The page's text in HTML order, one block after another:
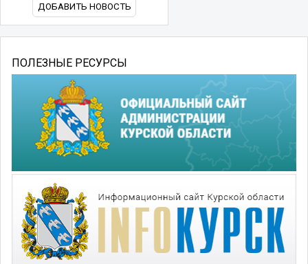
ДОБАВИТЬ НОВОСТЬ
ПОЛЕЗНЫЕ РЕСУРСЫ